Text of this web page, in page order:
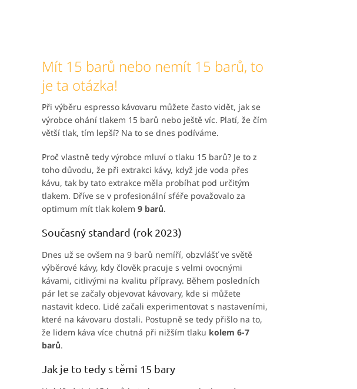
Mít 15 barů nebo nemít 15 barů, to
je ta otázka!
Při výběru espresso kávovaru můžete často vidět, jak se
výrobce ohání tlakem 15 barů nebo ještě víc. Platí, že čím
větší tlak, tím lepší? Na to se dnes podíváme.
Proč vlastně tedy výrobce mluví o tlaku 15 barů? Je to z
toho důvodu, že při extrakci kávy, když jde voda přes
kávu, tak by tato extrakce měla probíhat pod určitým
tlakem. Dříve se v profesionální sféře považovalo za
optimum mít tlak kolem 9 barů.
Současný standard (rok 2023)
Dnes už se ovšem na 9 barů nemíří, obzvlášť ve světě
výběrové kávy, kdy člověk pracuje s velmi ovocnými
kávami, citlivými na kvalitu přípravy. Během posledních
pár let se začaly objevovat kávovary, kde si můžete
nastavit kdeco. Lidé začali experimentovat s nastaveními,
které na kávovaru dostali. Postupně se tedy přišlo na to,
že lidem káva více chutná při nižším tlaku kolem 6-7
barů.
Jak je to tedy s těmi 15 bary